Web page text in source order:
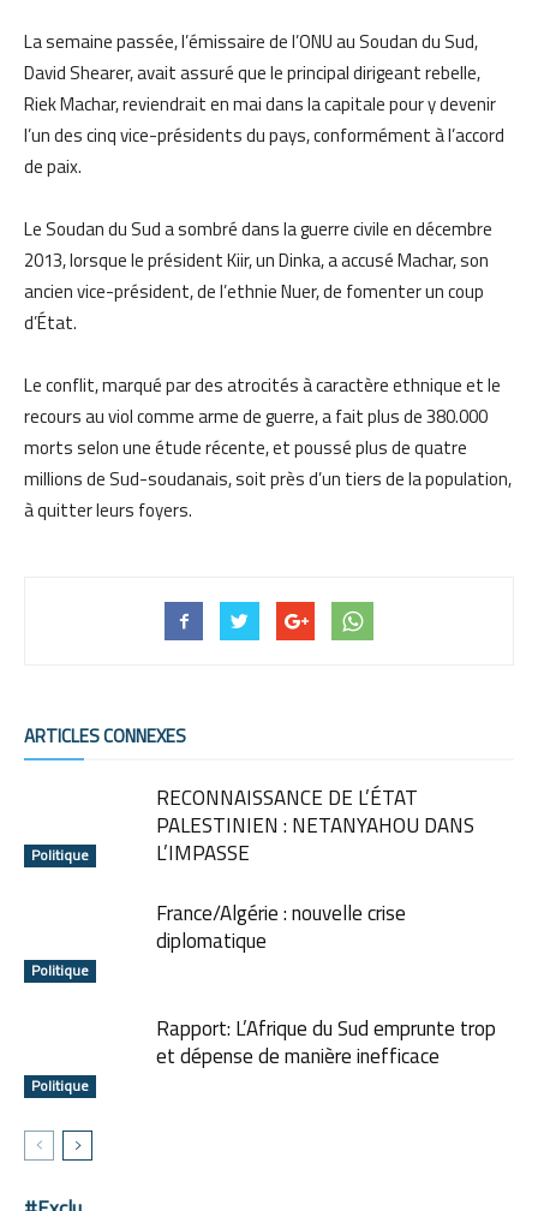
La semaine passée, l’émissaire de l’ONU au Soudan du Sud,
David Shearer, avait assuré que le principal dirigeant rebelle,
Riek Machar, reviendrait en mai dans la capitale pour y devenir
l’un des cinq vice-présidents du pays, conformément à l’accord
de paix.
Le Soudan du Sud a sombré dans la guerre civile en décembre
2013, lorsque le président Kiir, un Dinka, a accusé Machar, son
ancien vice-président, de l’ethnie Nuer, de fomenter un coup
d’État.
Le conflit, marqué par des atrocités à caractère ethnique et le
recours au viol comme arme de guerre, a fait plus de 380.000
morts selon une étude récente, et poussé plus de quatre
millions de Sud-soudanais, soit près d’un tiers de la population,
à quitter leurs foyers.
ARTICLES CONNEXES
Politique
RECONNAISSANCE DE L’ÉTAT
PALESTINIEN : NETANYAHOU DANS
L’IMPASSE
Politique
France/Algérie : nouvelle crise
diplomatique
Politique
Rapport: L’Afrique du Sud emprunte trop
et dépense de manière inefficace